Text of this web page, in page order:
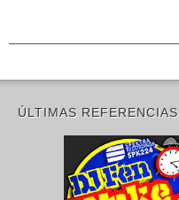
ÚLTIMAS REFERENCIAS